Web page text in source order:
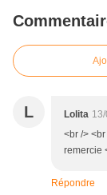
L Lolita
<br />
remercie
Répondre